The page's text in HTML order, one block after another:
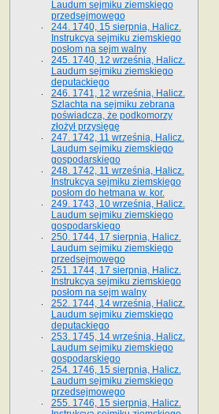
Laudum sejmiku ziemskiego
przedsejmowego
244. 1740, 15 sierpnia, Halicz.
Instrukcya sejmiku ziemskiego
posłom na sejm walny
245. 1740, 12 września, Halicz.
Laudum sejmiku ziemskiego
deputackiego
246. 1741, 12 września, Halicz.
Szlachta na sejmiku zebrana
poświadcza, że podkomorzy
złożył przysięgę
247. 1742, 11 września, Halicz.
Laudum sejmiku ziemskiego
gospodarskiego
248. 1742, 11 września, Halicz.
Instrukcya sejmiku ziemskiego
posłom do hetmana w. kor.
249. 1743, 10 września, Halicz.
Laudum sejmiku ziemskiego
gospodarskiego
250. 1744, 17 sierpnia, Halicz.
Laudum sejmiku ziemskiego
przedsejmowego
251. 1744, 17 sierpnia, Halicz.
Instrukcya sejmiku ziemskiego
posłom na sejm walny
252. 1744, 14 września, Halicz.
Laudum sejmiku ziemskiego
deputackiego
253. 1745, 14 września, Halicz.
Laudum sejmiku ziemskiego
gospodarskiego
254. 1746, 15 sierpnia, Halicz.
Laudum sejmiku ziemskiego
przedsejmowego
255. 1746, 15 sierpnia, Halicz.